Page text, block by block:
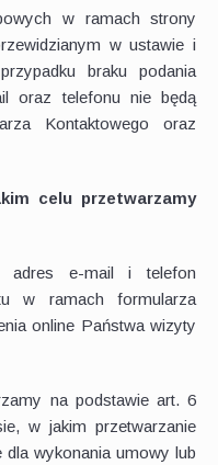
w ramach strony
w ustawie i
braku podania
oraz telefonu nie będą
Kontaktowego oraz
celu przetwarzamy
adres e-mail i telefon
w ramach formularza
online Państwa wizyty
na podstawie art. 6
w jakim przetwarzanie
wykonania umowy lub